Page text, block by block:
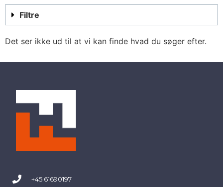
Filtre
Det ser ikke ud til at vi kan finde hvad du søger efter.
+45 61690197